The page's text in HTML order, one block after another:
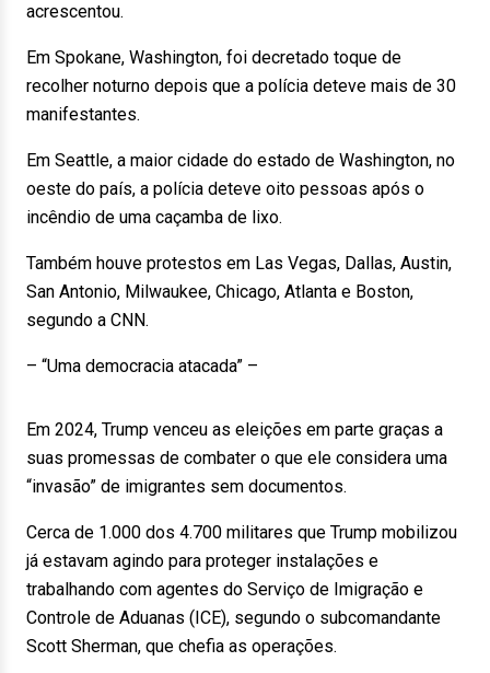
acrescentou.
Em Spokane, Washington, foi decretado toque de
recolher noturno depois que a polícia deteve mais de 30
manifestantes.
Em Seattle, a maior cidade do estado de Washington, no
oeste do país, a polícia deteve oito pessoas após o
incêndio de uma caçamba de lixo.
Também houve protestos em Las Vegas, Dallas, Austin,
San Antonio, Milwaukee, Chicago, Atlanta e Boston,
segundo a CNN.
– “Uma democracia atacada” –
Em 2024, Trump venceu as eleições em parte graças a
suas promessas de combater o que ele considera uma
“invasão” de imigrantes sem documentos.
Cerca de 1.000 dos 4.700 militares que Trump mobilizou
já estavam agindo para proteger instalações e
trabalhando com agentes do Serviço de Imigração e
Controle de Aduanas (ICE), segundo o subcomandante
Scott Sherman, que chefia as operações.